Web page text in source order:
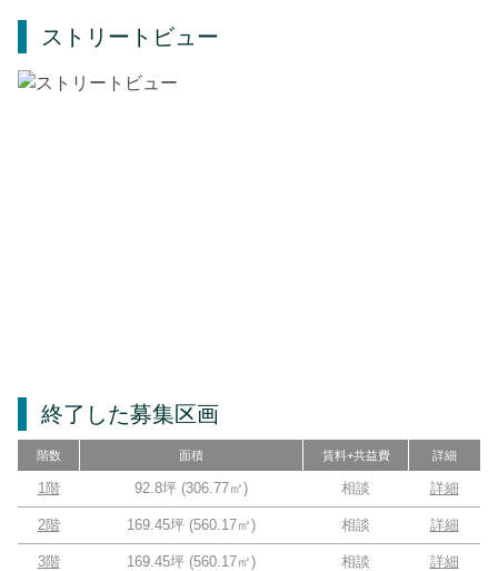
ストリートビュー
終了した募集区画
階数 面積 賃料+共益費 詳細
1階 92.8坪 (306.77㎡) 相談 詳細
2階 169.45坪 (560.17㎡) 相談 詳細
3階 169.45坪 (560.17㎡) 相談 詳細